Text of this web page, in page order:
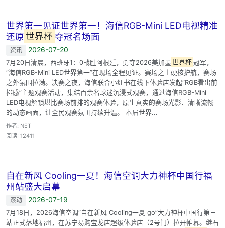
世界第一见证世界第一！海信RGB-Mini LED电视精准
还原 世界杯 夺冠名场面
资讯 2026-07-20
7月20日清晨，西班牙1：0战胜阿根廷，勇夺2026美加墨 世界杯 冠军，
“海信RGB-Mini LED世界第一”在现场全程见证。赛场之上硬核护航，赛场
之外氛围拉满。决赛之夜，海信联合小红书在线下体验店发起“RGB看出前
排感”主题观赛活动，集结百余名球迷沉浸式观赛，通过海信RGB-Mini
LED电视解锁堪比赛场前排的观赛体验，原生真实的赛场光影、清晰流畅
的动态画面，让全民观赛氛围持续升温。 本届世界...
作者: NET
阅读: 12411
自在新风 Cooling一夏！海信空调大力神杯中国行福
州站盛大启幕
滚动 2026-07-19
7月18日，2026海信空调“自在新风 Cooling一夏 go”大力神杯中国行第三
站正式落地福州，在苏宁易购宝龙店超级体验店（2号门）拉开帷幕。继石